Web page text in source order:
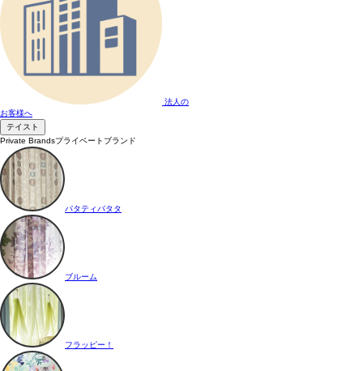
法人の
お客様へ
テイスト
Private Brandsプライベートブランド
パタティパタタ
ブルーム
フラッピー！